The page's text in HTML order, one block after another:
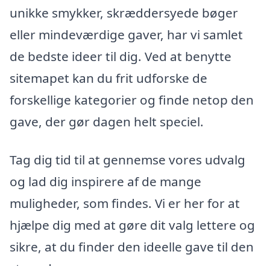
unikke smykker, skræddersyede bøger
eller mindeværdige gaver, har vi samlet
de bedste ideer til dig. Ved at benytte
sitemapet kan du frit udforske de
forskellige kategorier og finde netop den
gave, der gør dagen helt speciel.
Tag dig tid til at gennemse vores udvalg
og lad dig inspirere af de mange
muligheder, som findes. Vi er her for at
hjælpe dig med at gøre dit valg lettere og
sikre, at du finder den ideelle gave til den